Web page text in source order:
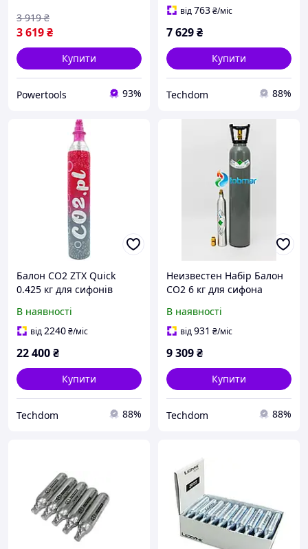
3 619₴
3 919 ₴
Купити
Powertools 93%
від763₴/міс
7 629₴
Купити
Techdom 88%
Балон CO2 ZTX Quick
0.425 кг для сифонів
В наявності
від2240₴/міс
22 400₴
Купити
Techdom 88%
Неизвестен Набір Балон
CO2 6 кг для сифона
В наявності
від931 ₴/міс
9 309₴
Купити
Techdom 88%